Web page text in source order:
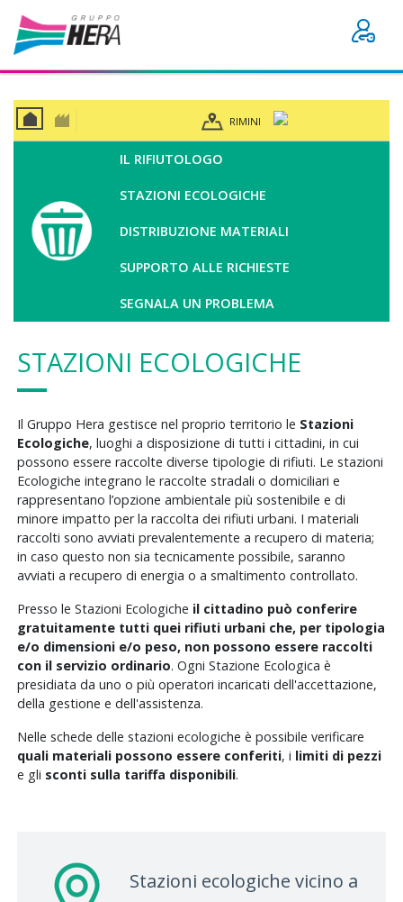
RIMINI
IL RIFIUTOLOGO
STAZIONI ECOLOGICHE
DISTRIBUZIONE MATERIALI
SUPPORTO ALLE RICHIESTE
SEGNALA UN PROBLEMA
STAZIONI ECOLOGICHE
Il Gruppo Hera gestisce nel proprio territorio le Stazioni
Ecologiche, luoghi a disposizione di tutti i cittadini, in cui
possono essere raccolte diverse tipologie di rifiuti. Le stazioni
Ecologiche integrano le raccolte stradali o domiciliari e
rappresentano l’opzione ambientale più sostenibile e di
minore impatto per la raccolta dei rifiuti urbani. I materiali
raccolti sono avviati prevalentemente a recupero di materia;
in caso questo non sia tecnicamente possibile, saranno
avviati a recupero di energia o a smaltimento controllato.
Presso le Stazioni Ecologiche il cittadino può conferire
gratuitamente tutti quei rifiuti urbani che, per tipologia
e/o dimensioni e/o peso, non possono essere raccolti
con il servizio ordinario. Ogni Stazione Ecologica è
presidiata da uno o più operatori incaricati dell'accettazione,
della gestione e dell'assistenza.
Nelle schede delle stazioni ecologiche è possibile verificare
quali materiali possono essere conferiti, i limiti di pezzi
e gli sconti sulla tariffa disponibili.
Stazioni ecologiche vicino a